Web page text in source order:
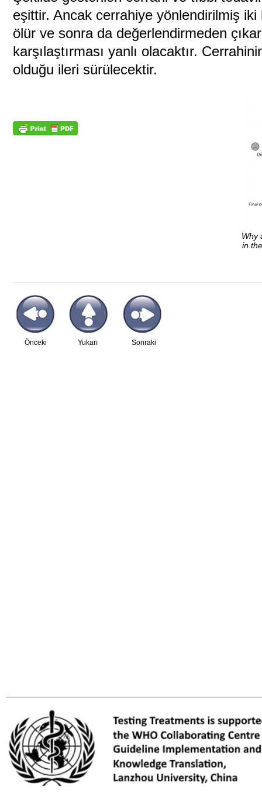
eşittir. Ancak cerrahiye yönlendirilmiş
ölür ve sonra da değerlendirmeden
karşılaştırması yanlı olacaktır.
olduğu ileri sürülecektir.
Why
in
Yukarı
Önceki Sonraki